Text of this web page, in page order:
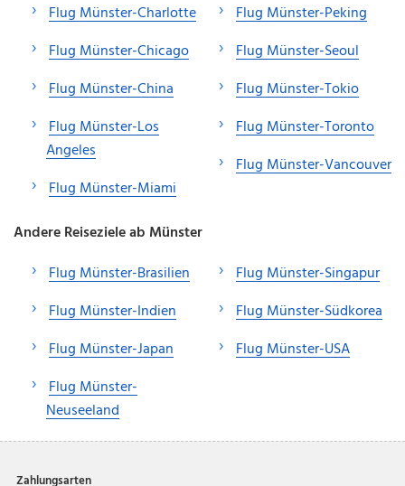
Flug Münster-Charlotte
Flug Münster-Chicago
Flug Münster-China
Flug Münster-Los
Angeles
Flug Münster-Miami
Flug Münster-Peking
Flug Münster-Seoul
Flug Münster-Tokio
Flug Münster-Toronto
Flug Münster-Vancouver
Andere Reiseziele ab Münster
Flug Münster-Brasilien
Flug Münster-Indien
Flug Münster-Japan
Flug Münster-
Neuseeland
Flug Münster-Singapur
Flug Münster-Südkorea
Flug Münster-USA